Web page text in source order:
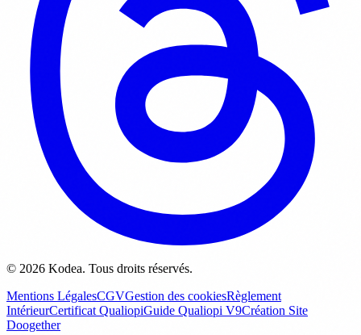
© 2026 Kodea. Tous droits réservés.
Mentions LégalesCGVGestion des cookiesRèglement
IntérieurCertificat QualiopiGuide Qualiopi V9Création Site
Doogether